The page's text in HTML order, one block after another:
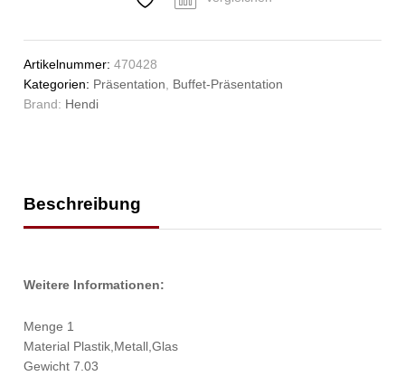
Anzahl
Artikelnummer:470428
Kategorien: Präsentation
Buffet-Präsentation
Brand: Hendi
Beschreibung
Weitere Informationen:
Menge 1
Material Plastik,Metall,Glas
Gewicht 7.03